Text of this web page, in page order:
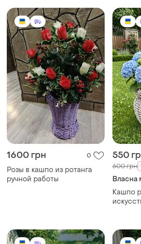
1600 грн 0
Розы в кашпо из ротанга
ручной работы
550
600 грн
Власна
Кашпо